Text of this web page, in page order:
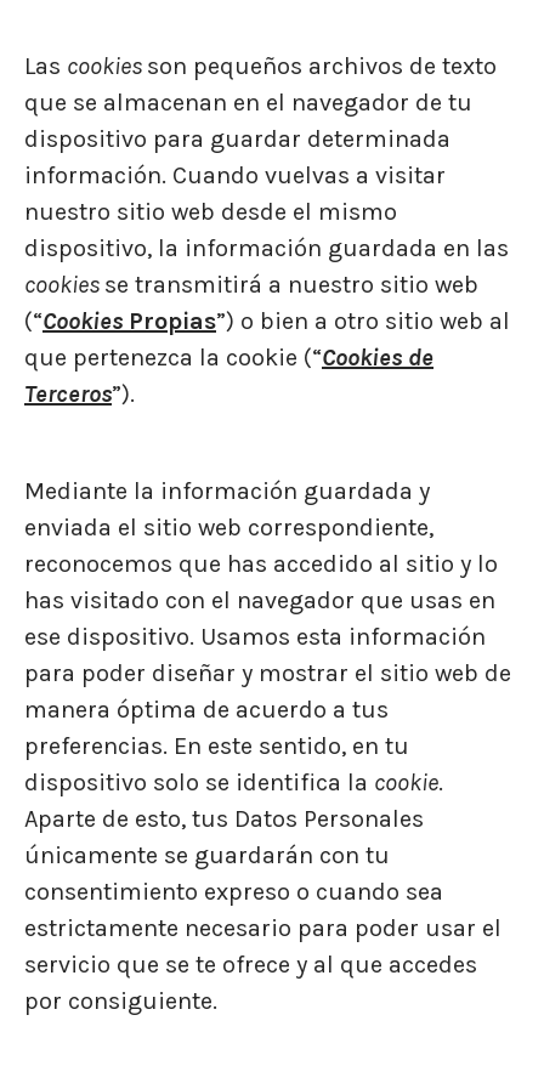
Las cookies son pequeños archivos de texto
que se almacenan en el navegador de tu
dispositivo para guardar determinada
información. Cuando vuelvas a visitar
nuestro sitio web desde el mismo
dispositivo, la información guardada en las
cookies se transmitirá a nuestro sitio web
(“Cookies Propias”) o bien a otro sitio web al
que pertenezca la cookie (“Cookies de
Terceros”).
Mediante la información guardada y
enviada el sitio web correspondiente,
reconocemos que has accedido al sitio y lo
has visitado con el navegador que usas en
ese dispositivo. Usamos esta información
para poder diseñar y mostrar el sitio web de
manera óptima de acuerdo a tus
preferencias. En este sentido, en tu
dispositivo solo se identifica la cookie.
Aparte de esto, tus Datos Personales
únicamente se guardarán con tu
consentimiento expreso o cuando sea
estrictamente necesario para poder usar el
servicio que se te ofrece y al que accedes
por consiguiente.